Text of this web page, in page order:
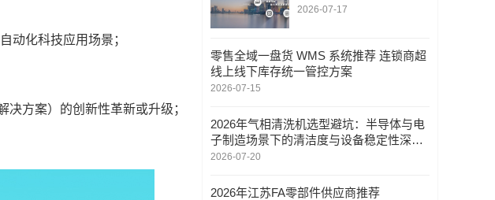
动化科技应用场景；
方案）的创新性革新或升级；
2026-07-17
零售全域一盘货 WMS 系统推荐 连锁商超
线上线下库存统一管控方案
2026-07-15
2026年气相清洗机选型避坑：半导体与电
子制造场景下的清洁度与设备稳定性深度
解析
2026-07-20
2026年江苏FA零部件供应商推荐